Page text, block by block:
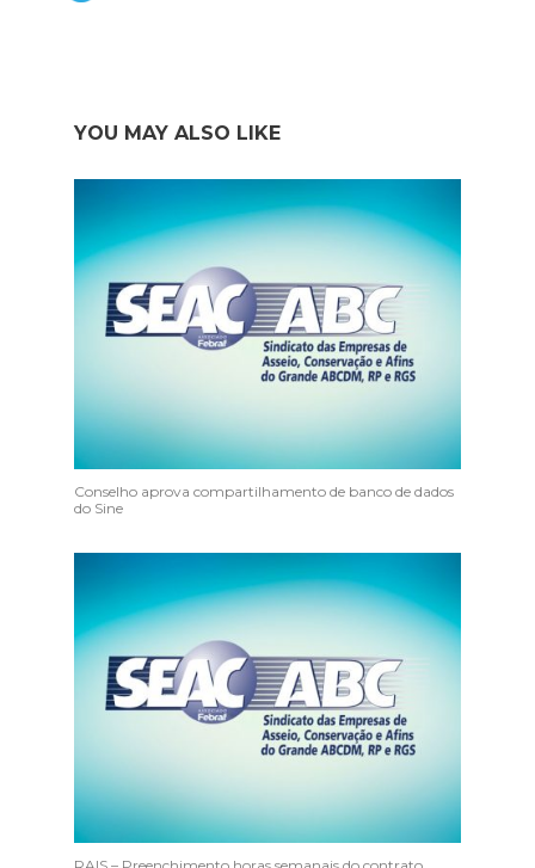
YOU MAY ALSO LIKE
Conselho aprova compartilhamento de banco de dados
do Sine